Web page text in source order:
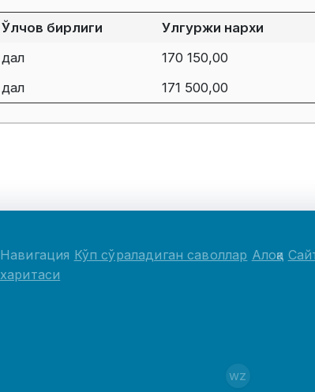
Ўлчов бирлиги Улгуржи нархи
дал 170 150,00
дал 171 500,00
Навигация Кўп сўраладиган саволлар Алоқа
харитаси
wz